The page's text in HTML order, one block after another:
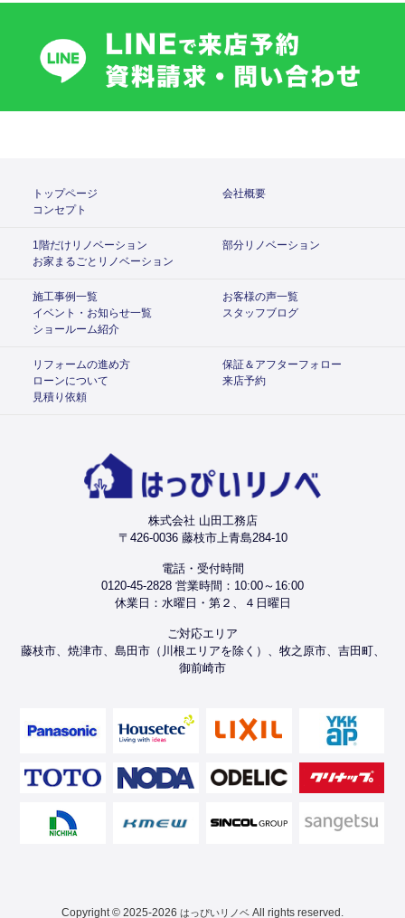
トップページ
会社概要
コンセプト
1階だけリノベーション
部分リノベーション
お家まるごとリノベーション
施工事例一覧
お客様の声一覧
イベント・お知らせ一覧
スタッフブログ
ショールーム紹介
リフォームの進め方
保証＆アフターフォロー
ローンについて
来店予約
見積り依頼
株式会社 山田工務店
〒426-0036 藤枝市上青島284-10
電話・受付時間
0120-45-2828 営業時間：10:00～16:00
休業日：水曜日・第２、４日曜日
ご対応エリア
藤枝市、焼津市、島田市（川根エリアを除く）、牧之原市、吉田町、
御前崎市
Copyright © 2025-2026 はっぴいリノベ All rights reserved.